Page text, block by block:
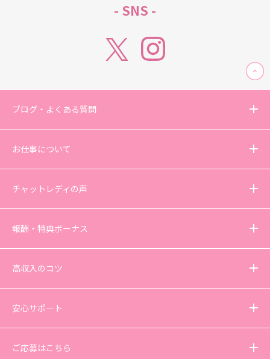
- SNS -
ブログ・よくある質問
お仕事について
チャットレディの声
報酬・特典ボーナス
高収入のコツ
安心サポート
ご応募はこちら